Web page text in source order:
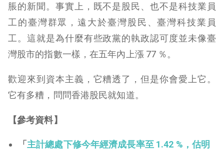
脹的新聞。事實上，既不是股民、也不是科技業員
工的臺灣群眾，遠大於臺灣股民、臺灣科技業員
工。這就是為什麼有些政黨的執政認可度並未像臺
灣股市的指數一樣，在五年內上漲 77 ％。
歡迎來到資本主義，它糟透了，但是你會愛上它。
它有多糟，問問香港股民就知道。
【參考資料】
「 主計總處下修今年經濟成長率至 1.42 %，估明